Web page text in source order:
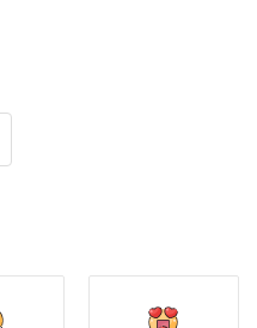
曾被長官建議休假，但他